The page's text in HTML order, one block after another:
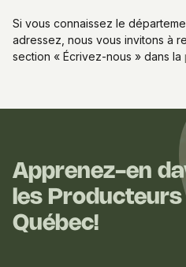
Si vous connaissez le
adressez, nous vous invitons à
section « Écrivez-nous » dans la
Apprenez-en
les
Québec!